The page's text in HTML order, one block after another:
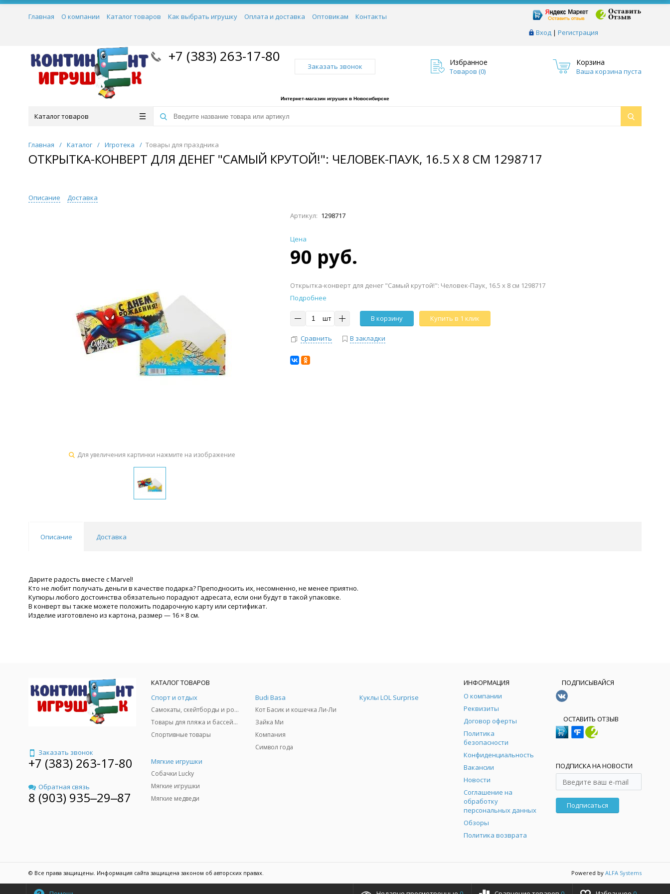
Вход | Регистрация
Главная О компании Каталог товаров Как выбрать игрушку Оплата и доставка Оптовикам Контакты
+7 (383) 263-17-80
Заказать звонок Избранное
Товаров (0)
Корзина
Ваша корзина пуста
Интернет-магазин игрушек в Новосибирске
Каталог товаров
Главная / Каталог / Игротека / Товары для праздника
ОТКРЫТКА-КОНВЕРТ ДЛЯ ДЕНЕГ "САМЫЙ КРУТОЙ!": ЧЕЛОВЕК-ПАУК, 16.5 Х 8 СМ 1298717
Описание Доставка
Для увеличения картинки нажмите на изображение
Артикул: 1298717
Цена
90 руб.
Открытка-конверт для денег "Самый крутой!": Человек-Паук, 16.5 х 8 см 1298717
Подробнее
шт В корзину Купить в 1 клик
Сравнить В закладки
Описание Доставка
Дарите радость вместе с Marvel!
Кто не любит получать деньги в качестве подарка? Преподносить их, несомненно, не менее приятно.
Купюры любого достоинства обязательно порадуют адресата, если они будут в такой упаковке.
В конверт вы также можете положить подарочную карту или сертификат.
Изделие изготовлено из картона, размер — 16 × 8 см.
Заказать звонок
+7 (383) 263-17-80
Обратная связь
8 (903) 935‒29‒87
КАТАЛОГ ТОВАРОВ
Спорт и отдых
Самокаты, скейтборды и ролики
Товары для пляжа и бассейны
Спортивные товары
Budi Basa
Кот Басик и кошечка Ли-Ли
Зайка Ми
Компания
Символ года
Куклы LOL Surprise
Мягкие игрушки
Собачки Lucky
Мягкие игрушки
Мягкие медведи
ИНФОРМАЦИЯ
О компании
Реквизиты
Договор оферты
Политика
безопасности
Конфиденциальность
Вакансии
Новости
Соглашение на
обработку
персональных данных
Обзоры
Политика возврата
ПОДПИСЫВАЙСЯ
ОСТАВИТЬ ОТЗЫВ
ПОДПИСКА НА НОВОСТИ
Подписаться
© Все права защищены. Информация сайта защищена законом об авторских правах. Powered by ALFA Systems